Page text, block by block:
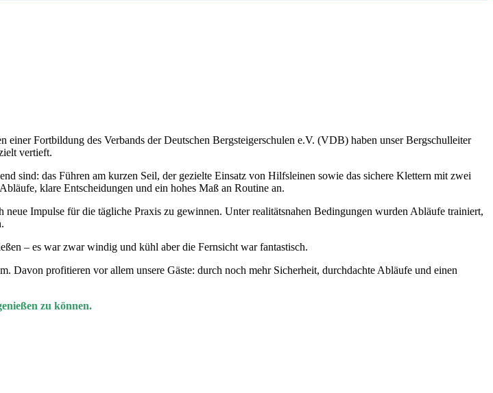
Fortbildung des Verbands der Deutschen Bergsteigerschulen e.V. (VDB) haben unser Bergschulleiter
vertieft.
sind: das Führen am kurzen Seil, der gezielte Einsatz von Hilfsleinen sowie das sichere Klettern mit zwei
klare Entscheidungen und ein hohes Maß an Routine an.
Impulse für die tägliche Praxis zu gewinnen. Unter realitätsnahen Bedingungen wurden Abläufe trainiert,
– es war zwar windig und kühl aber die Fernsicht war fantastisch.
profitieren vor allem unsere Gäste: durch noch mehr Sicherheit, durchdachte Abläufe und einen
zu können.